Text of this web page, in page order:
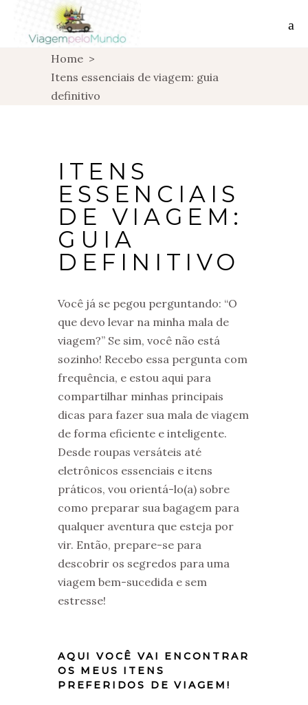
Home >
Itens essenciais de viagem: guia
definitivo
ITENS
ESSENCIAIS
DE VIAGEM:
GUIA
DEFINITIVO
Você já se pegou perguntando: “O
que devo levar na minha mala de
viagem?” Se sim, você não está
sozinho! Recebo essa pergunta com
frequência, e estou aqui para
compartilhar minhas principais
dicas para fazer sua mala de viagem
de forma eficiente e inteligente.
Desde roupas versáteis até
eletrônicos essenciais e itens
práticos, vou orientá-lo(a) sobre
como preparar sua bagagem para
qualquer aventura que esteja por
vir. Então, prepare-se para
descobrir os segredos para uma
viagem bem-sucedida e sem
estresse!
AQUI VOCÊ VAI ENCONTRAR
OS MEUS ITENS
PREFERIDOS DE VIAGEM!